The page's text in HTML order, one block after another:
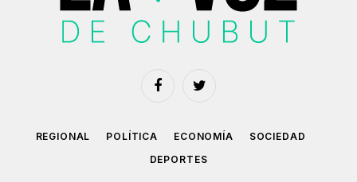
FacebookTwitter
REGIONAL POLÍTICA ECONOMÍA
SOCIEDAD
DEPORTES